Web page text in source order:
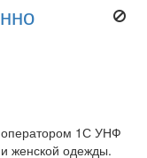
1С УНФ
женской одежды.